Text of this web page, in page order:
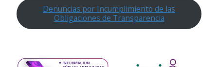
Denuncias por Incumplimiento de las
Obligaciones de Transparencia